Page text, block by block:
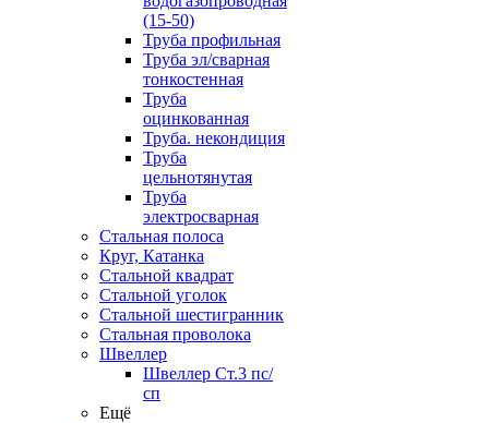
(15-50)
Труба профильная
Труба эл/сварная
тонкостенная
Труба
оцинкованная
Труба. некондиция
Труба
цельнотянутая
Труба
электросварная
Стальная полоса
Круг, Катанка
Стальной квадрат
Стальной уголок
Стальной шестигранник
Стальная проволока
Швеллер
Швеллер Ст.3 пс/
сп
Ещё